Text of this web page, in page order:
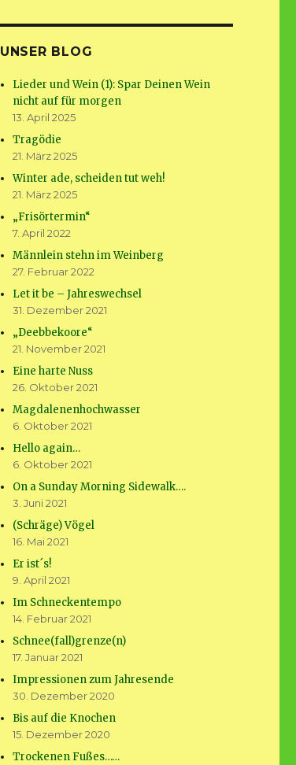
UNSER BLOG
Lieder und Wein (1): Spar Deinen Wein
nicht auf für morgen
13. April 2025
Tragödie
21. März 2025
Winter ade, scheiden tut weh!
21. März 2025
„Frisörtermin“
7. April 2022
Männlein stehn im Weinberg
27. Februar 2022
Let it be – Jahreswechsel
31. Dezember 2021
„Deebbekoore“
21. November 2021
Eine harte Nuss
26. Oktober 2021
Magdalenenhochwasser
6. Oktober 2021
Hello again…
6. Oktober 2021
On a Sunday Morning Sidewalk….
3. Juni 2021
(Schräge) Vögel
16. Mai 2021
Er ist´s!
9. April 2021
Im Schneckentempo
14. Februar 2021
Schnee(fall)grenze(n)
17. Januar 2021
Impressionen zum Jahresende
30. Dezember 2020
Bis auf die Knochen
15. Dezember 2020
Trockenen Fußes……